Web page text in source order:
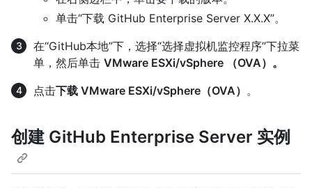
单击“下载 GitHub Enterprise Server X.X.X”。
在“GitHub本地”下，选择“选择虚拟机监控程序”下拉菜
单，然后单击 VMware ESXi/vSphere （OVA）。
点击下载 VMware ESXi/vSphere（OVA） 。
创建 GitHub Enterprise Server 实例